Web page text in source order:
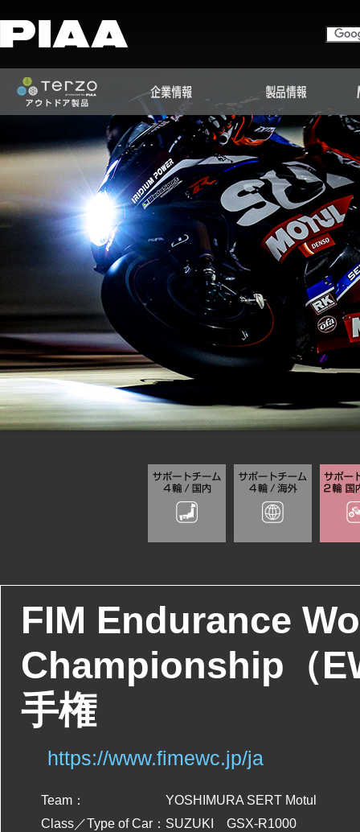
FIM Endurance
Championship（
手権
https://www.fimewc.jp/ja
Team：
YOSHIMURA SERT Motul
Class／Type of Car： SUZUKI GSX-R1000